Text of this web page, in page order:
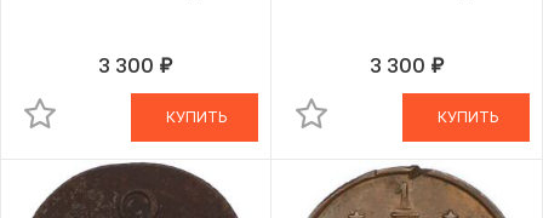
3 300 руб.
В КОРЗИНЕ
КУПИТЬ
3 300 руб.
В КОРЗИНЕ
КУПИТЬ